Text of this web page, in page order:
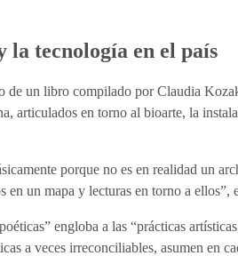
tecnología en el país
un libro compilado por Claudia
en torno al bioarte, la
porque no es en realidad un
en un mapa y lecturas en torno a
engloba a las “prácticas
a veces irreconciliables, asumen en